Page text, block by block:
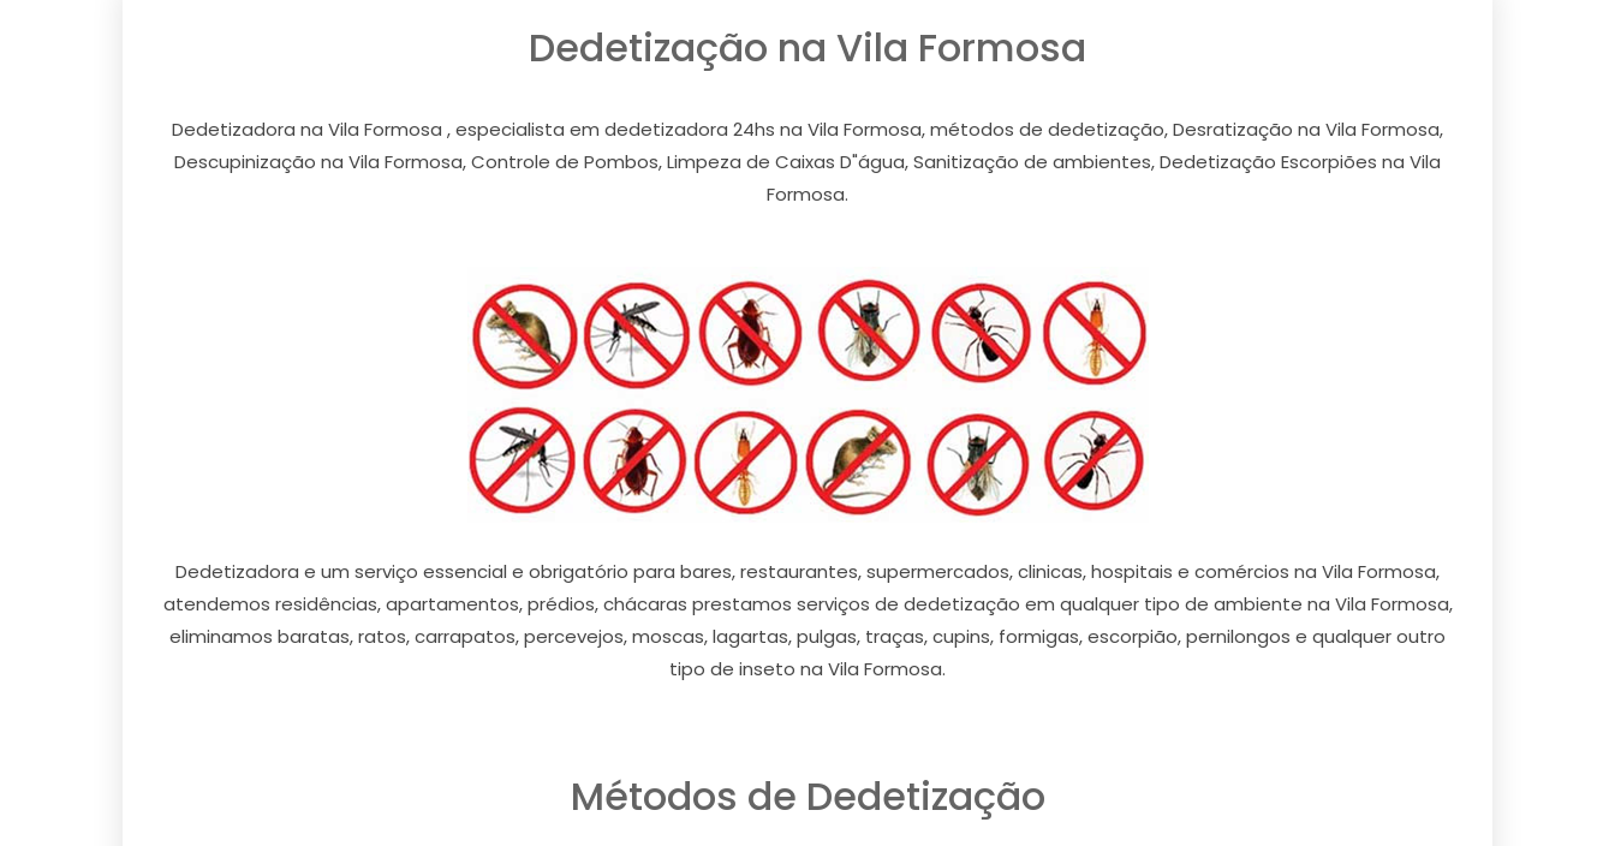
Dedetização na Vila Formosa
Dedetizadora na Vila Formosa , especialista em dedetizadora 24hs na Vila Formosa, métodos de dedetização, Desratização na Vila Formosa,
Descupinização na Vila Formosa, Controle de Pombos, Limpeza de Caixas D"água, Sanitização de ambientes, Dedetização Escorpiões na Vila
Formosa.
Dedetizadora e um serviço essencial e obrigatório para bares, restaurantes, supermercados, clinicas, hospitais e comércios na Vila Formosa,
atendemos residências, apartamentos, prédios, chácaras prestamos serviços de dedetização em qualquer tipo de ambiente na Vila Formosa,
eliminamos baratas, ratos, carrapatos, percevejos, moscas, lagartas, pulgas, traças, cupins, formigas, escorpião, pernilongos e qualquer outro
tipo de inseto na Vila Formosa.
Métodos de Dedetização